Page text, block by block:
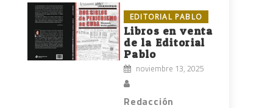
EDITORIAL PABLO
Libros en venta
de la Editorial
Pablo
noviembre 13, 2025
Redacción